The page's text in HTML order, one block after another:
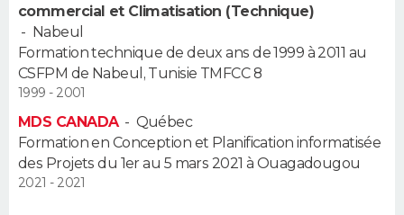
Alimentation
Guide de la santé
Maladies
Médicaments
Sommeil
Destinations
City break
Voyage nature
Voyage de noces
Forum
Climat
+
PHOTO
GUIDES D'ACHAT
BONS PLANS
commercial et Climatisation (Technique)
- Nabeul
Formation technique de deux ans de 1999 à 2011 au
CSFPM de Nabeul, Tunisie TMFCC 8
1999 - 2001
MDS CANADA- Québec
Formation en Conception et Planification informatisée
des Projets du 1er au 5 mars 2021 à Ouagadougou
2021 - 2021